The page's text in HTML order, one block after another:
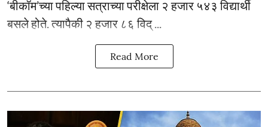
‘बीकॉम’च्या पहिल्या सत्राच्या परीक्षेला २ हजार ५४३ विद्यार्थी
बसले होते. त्यापैकी २ हजार ८६ विद् ...
Read More